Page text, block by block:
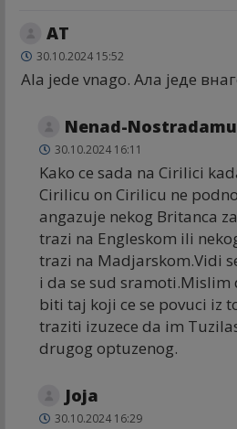
AT
30.10.2024 15:52
Ala jede vnago. Ала једе
Nenad-
30.10.2024 16:11
Kako ce sada na Cirilici
Cirilicu on Cirilicu ne
angazuje nekog Britanca
trazi na Engleskom ili
trazi na Madjarskom.Vidi
i da se sud sramoti.Mislim
biti taj koji ce se povuci iz
traziti izuzece da im
drugog optuzenog.
Joja
30.10.2024 16:29